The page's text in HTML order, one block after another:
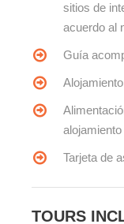
sitios de
acuerdo al
Guía
Tarjeta de
TOURS